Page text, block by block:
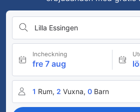
Lilla Essingen
Incheckning
fre 7 aug
1 Rum, 2 Vuxna, 0 Barn